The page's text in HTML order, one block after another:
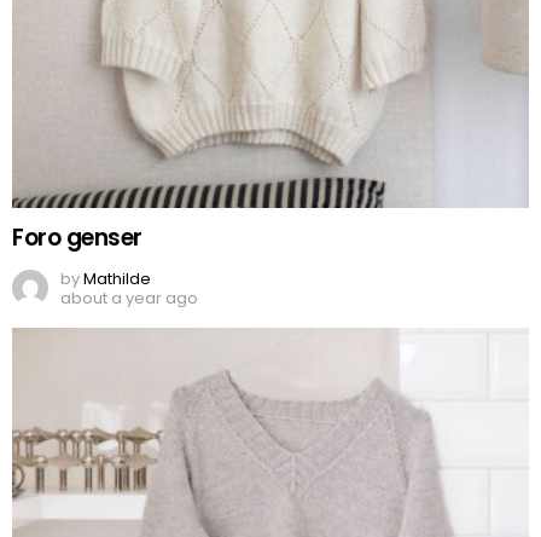
Foro genser
byMathilde
about a year ago